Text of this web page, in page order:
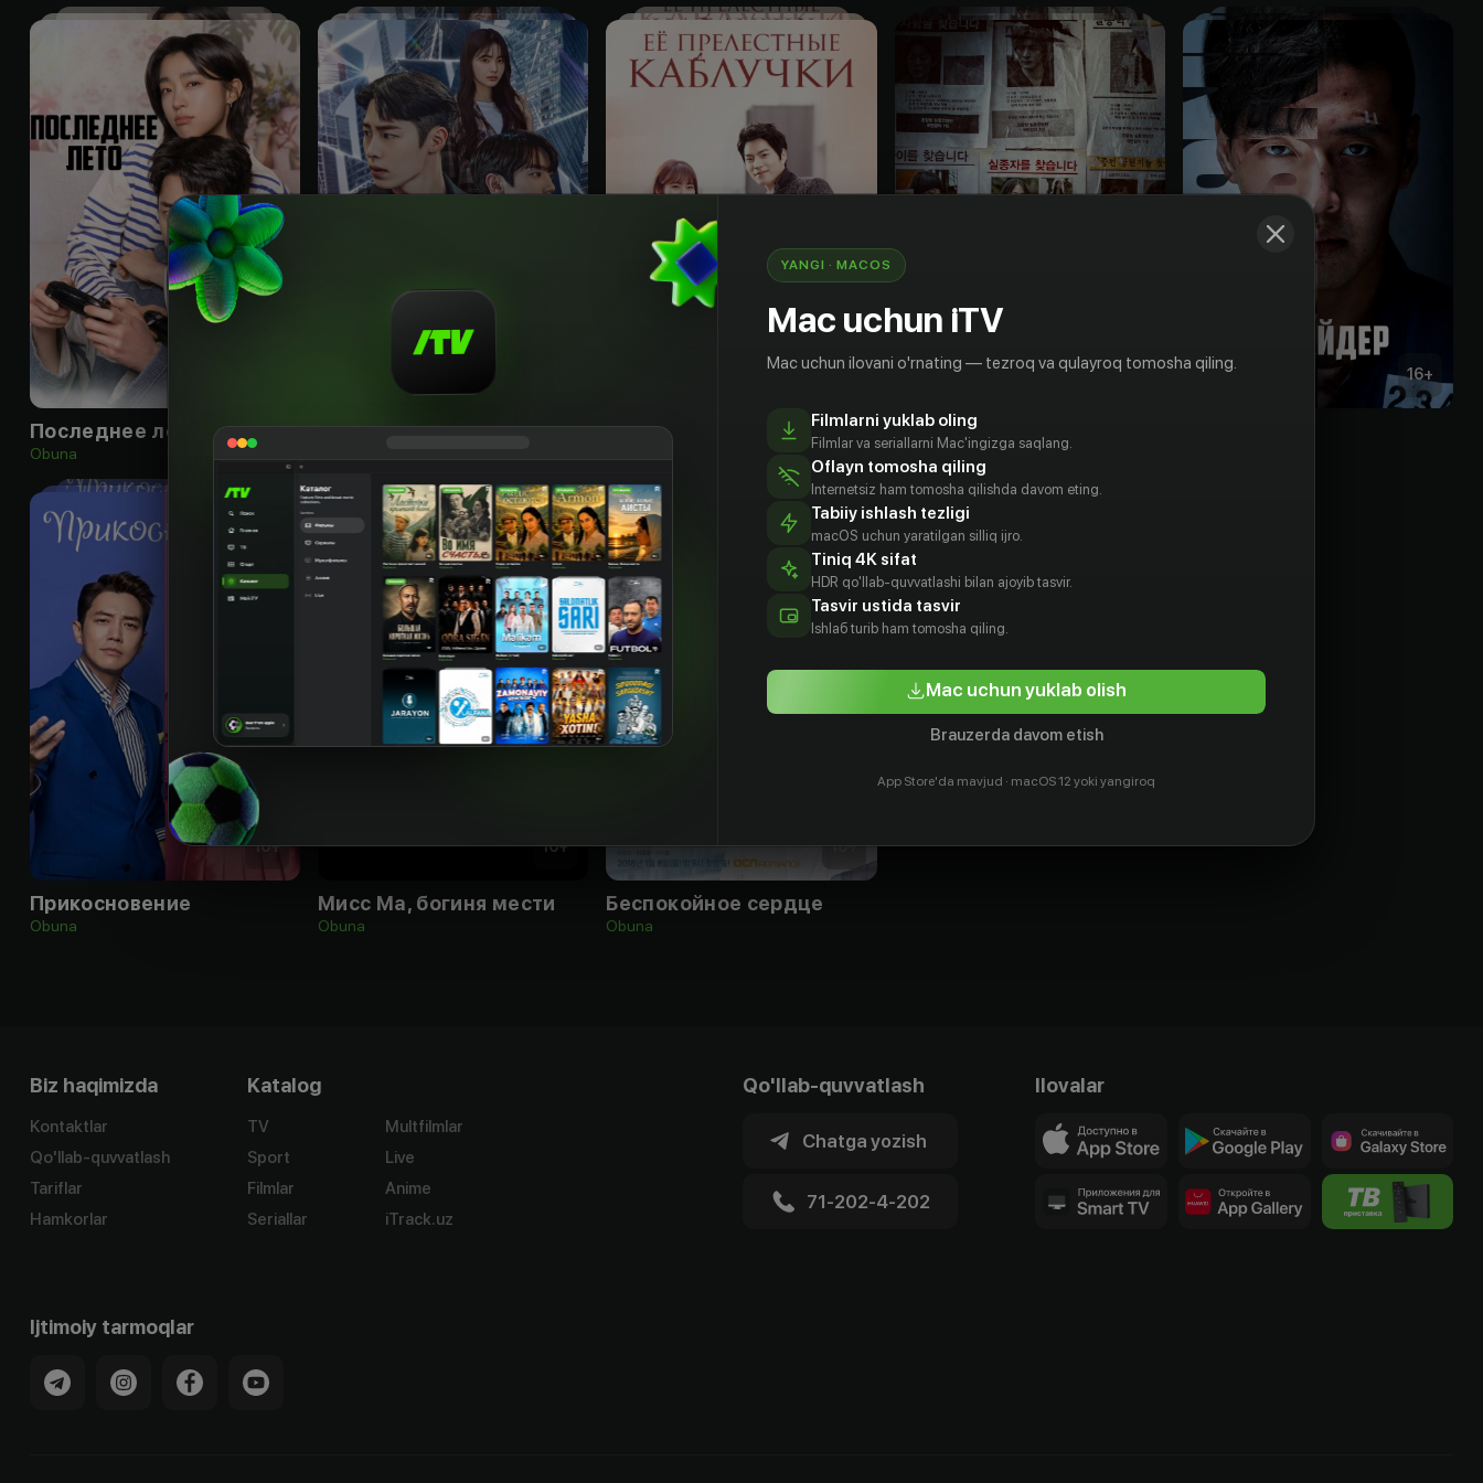
Последнее лето
Obuna
Невозможный наследник
16 +
Её прелестные каблучки
18+
Obuna
16+
16+
Прикосновение
Obuna
16+
Мисс Ма, богиня мести
Obuna
16+
Беспокойное сердце
Obuna
Biz haqimizda
Kontaktlar
Qo'llab-quvvatlash
Tariflar
Hamkorlar
Katalog
TV
Sport
Filmlar
Seriallar
Multfilmlar
Live
Anime
iTrack.uz
Qo'llab-quvvatlash
Chatga yozish
71-202-4-202
Ilovalar
Ijtimoiy tarmoqlar
YANGI · MACOS
Mac uchun iTV
Mac uchun ilovani o'rnating — tezroq va qulayroq tomosha qiling.
Filmlarni yuklab oling
Filmlar va seriallarni Mac'ingizga saqlang.
Oflayn tomosha qiling
Internetsiz ham tomosha qilishda davom eting.
Tabiiy ishlash tezligi
macOS uchun yaratilgan silliq ijro.
Tiniq 4K sifat
HDR qo'llab-quvvatlashi bilan ajoyib tasvir.
Tasvir ustida tasvir
Ishlаб turib ham tomosha qiling.
Mac uchun yuklab olish
Brauzerda davom etish
App Store'da mavjud · macOS 12 yoki yangiroq